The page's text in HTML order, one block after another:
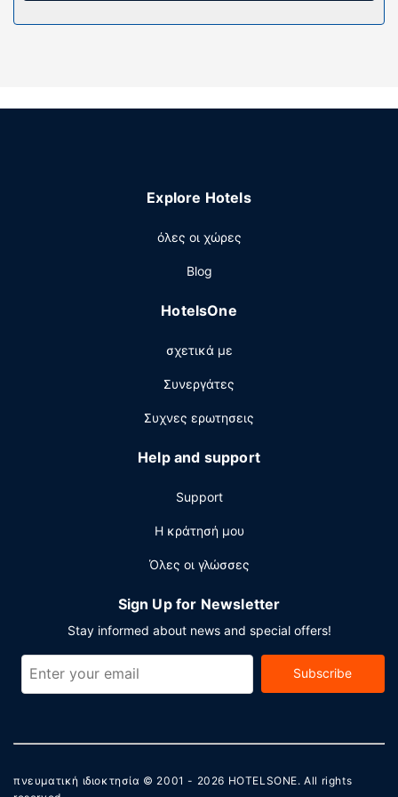
Απολαύστε τις ψυχαγωγικές δυνατότητες, όπως εποχική
χώρους μας θα βρείτε δωρεάν στάθμευση χωρίς
Explore Hotels
όλες οι χώρες
Blog
HotelsOne
σχετικά με
Συνεργάτες
Συχνες ερωτησεις
Help and support
Support
Η κράτησή μου
Όλες οι γλώσσες
Sign Up for Newsletter
Stay informed about news and special offers!
Subscribe
πνευματική ιδιοκτησία © 2001 - 2026 HOTELSONE. All rights